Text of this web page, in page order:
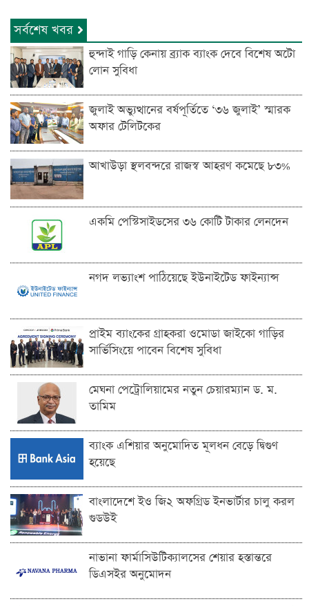
সর্বশেষ খবর
হুন্দাই গাড়ি কেনায় ব্র্যাক ব্যাংক দেবে বিশেষ অটো
লোন সুবিধা
জুলাই অভ্যুত্থানের বর্ষপূর্তিতে ‘৩৬ জুলাই’ স্মারক
অফার টেলিটকের
আখাউড়া স্থলবন্দরে রাজস্ব আহরণ কমেছে ৮৩%
একমি পেস্টিসাইডসের ৩৬ কোটি টাকার লেনদেন
নগদ লভ্যাংশ পাঠিয়েছে ইউনাইটেড ফাইন্যান্স
প্রাইম ব্যাংকের গ্রাহকরা ওমোডা জাইকো গাড়ির
সার্ভিসিংয়ে পাবেন বিশেষ সুবিধা
মেঘনা পেট্রোলিয়ামের নতুন চেয়ারম্যান ড. ম.
তামিম
ব্যাংক এশিয়ার অনুমোদিত মূলধন বেড়ে দ্বিগুণ
হয়েছে
বাংলাদেশে ইও জি২ অফগ্রিড ইনভার্টার চালু করল
গুডউই
নাভানা ফার্মাসিউটিক্যালসের শেয়ার হস্তান্তরে
ডিএসইর অনুমোদন